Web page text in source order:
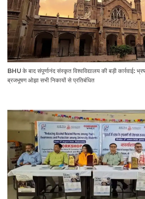
BHU के बाद संपूर्णानंद संस्कृत विश्वविद्यालय की बड़ी कार्रवाई:
ब्रजभूषण ओझा सभी निकायों से प्रतिबंधित